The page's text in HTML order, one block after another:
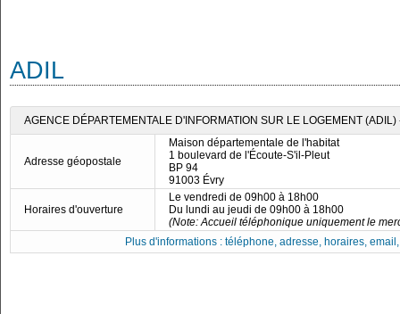
ADIL
AGENCE DÉPARTEMENTALE D'INFORMATION SUR LE LOGEMENT (ADIL)
Adresse géopostale
Maison départementale de l'habitat
1 boulevard de l'Écoute-S'il-Pleut
BP 94
91003 Évry
Horaires d'ouverture
Le vendredi de 09h00 à 18h00
Du lundi au jeudi de 09h00 à 18h00
(Note: Accueil téléphonique uniquement le
Plus d'informations : téléphone, adresse, horaires,